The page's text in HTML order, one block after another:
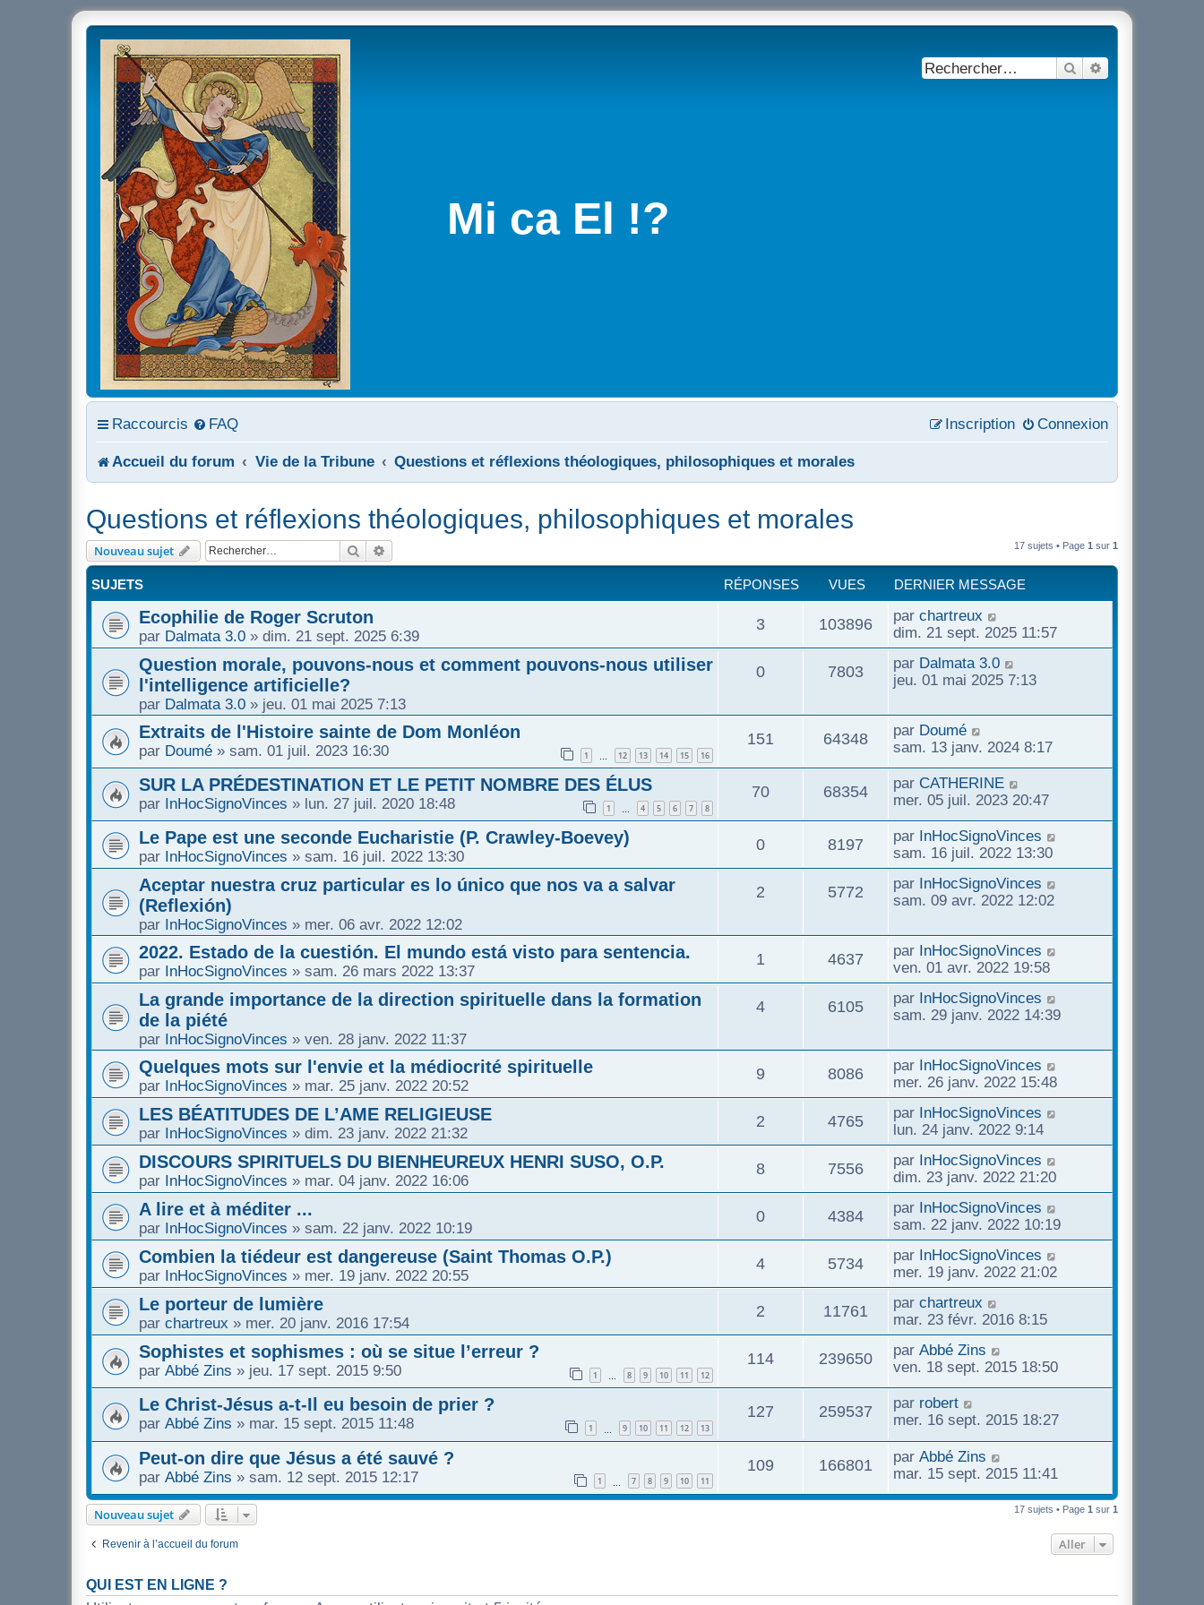
Mi ca El !?
Rechercher
Raccourcis FAQ Connexion
Inscription
Accueil du forum Vie de la Tribune Questions et réflexions théologiques, philosophiques et morales
Questions et réflexions théologiques, philosophiques et morales
Nouveau sujet Rechercher 17 sujets • Page 1 sur 1
SUJETS RÉPONSES VUES DERNIER MESSAGE
Ecophilie de Roger Scruton
par Dalmata 3.0 » dim. 21 sept. 2025 6:39
3 103896 par chartreux
dim. 21 sept. 2025 11:57
Question morale, pouvons-nous et comment pouvons-nous utiliser
l'intelligence artificielle?
par Dalmata 3.0 » jeu. 01 mai 2025 7:13
0 7803 par Dalmata 3.0
jeu. 01 mai 2025 7:13
Extraits de l'Histoire sainte de Dom Monléon
par Doumé » sam. 01 juil. 2023 16:30 1 … 12 13 14 15 16
151 64348 par Doumé
sam. 13 janv. 2024 8:17
SUR LA PRÉDESTINATION ET LE PETIT NOMBRE DES ÉLUS
par InHocSignoVinces » lun. 27 juil. 2020 18:48 1 … 4 5 6 7 8
70 68354 par CATHERINE
mer. 05 juil. 2023 20:47
Le Pape est une seconde Eucharistie (P. Crawley-Boevey)
par InHocSignoVinces » sam. 16 juil. 2022 13:30
0 8197 par InHocSignoVinces
sam. 16 juil. 2022 13:30
Aceptar nuestra cruz particular es lo único que nos va a salvar
(Reflexión)
par InHocSignoVinces » mer. 06 avr. 2022 12:02
2 5772 par InHocSignoVinces
sam. 09 avr. 2022 12:02
2022. Estado de la cuestión. El mundo está visto para sentencia.
par InHocSignoVinces » sam. 26 mars 2022 13:37
1 4637 par InHocSignoVinces
ven. 01 avr. 2022 19:58
La grande importance de la direction spirituelle dans la formation
de la piété
par InHocSignoVinces » ven. 28 janv. 2022 11:37
4 6105 par InHocSignoVinces
sam. 29 janv. 2022 14:39
Quelques mots sur l'envie et la médiocrité spirituelle
par InHocSignoVinces » mar. 25 janv. 2022 20:52
9 8086 par InHocSignoVinces
mer. 26 janv. 2022 15:48
LES BÉATITUDES DE L’AME RELIGIEUSE
par InHocSignoVinces » dim. 23 janv. 2022 21:32
2 4765 par InHocSignoVinces
lun. 24 janv. 2022 9:14
DISCOURS SPIRITUELS DU BIENHEUREUX HENRI SUSO, O.P.
par InHocSignoVinces » mar. 04 janv. 2022 16:06
8 7556 par InHocSignoVinces
dim. 23 janv. 2022 21:20
A lire et à méditer ...
par InHocSignoVinces » sam. 22 janv. 2022 10:19
0 4384 par InHocSignoVinces
sam. 22 janv. 2022 10:19
Combien la tiédeur est dangereuse (Saint Thomas O.P.)
par InHocSignoVinces » mer. 19 janv. 2022 20:55
4 5734 par InHocSignoVinces
mer. 19 janv. 2022 21:02
Le porteur de lumière
par chartreux » mer. 20 janv. 2016 17:54
2 11761 par chartreux
mar. 23 févr. 2016 8:15
Sophistes et sophismes : où se situe l’erreur ?
par Abbé Zins » jeu. 17 sept. 2015 9:50 1 … 8 9 10 11 12
114 239650 par Abbé Zins
ven. 18 sept. 2015 18:50
Le Christ-Jésus a-t-Il eu besoin de prier ?
par Abbé Zins » mar. 15 sept. 2015 11:48 1 9 10 11 12 13
127 259537 par robert
mer. 16 sept. 2015 18:27
Peut-on dire que Jésus a été sauvé ?
par Abbé Zins » sam. 12 sept. 2015 12:17 1 7 8 9 10 11
109 166801 par Abbé Zins
mar. 15 sept. 2015 11:41
Nouveau sujet 17 sujets • Page 1 sur 1
Revenir à l’accueil du forum Aller
QUI EST EN LIGNE ?